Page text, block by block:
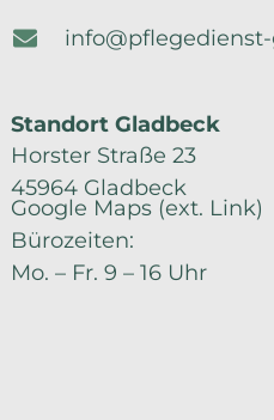
Standort Gladbeck
Horster Straße 23
45964 Gladbeck
Google Maps (ext. Link)
Bürozeiten:
Mo. – Fr. 9 – 16 Uhr